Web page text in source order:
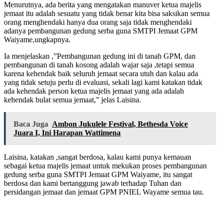
Menurutnya, ada berita yang mengatakan manuver ketua majelis
jemaat itu adalah sesuatu yang tidak benar kita bisa saksikan semua
orang menghendaki hanya dua orang saja tidak menghendaki
adanya pembangunan gedung serba guna SMTPI Jemaat GPM
Waiyame,ungkapnya.
Ia menjelaskan ,”Pembangunan gedung ini di tanah GPM, dan
pembangunan di tanah kosong adalah wajar saja ,tetapi semua
karena kehendak baik seluruh jemaat secara utuh dan kalau ada
yang tidak setuju perlu di evaluasi, sekali lagi kami katakan tidak
ada kehendak person ketua majelis jemaat yang ada adalah
kehendak bulat semua jemaat,” jelas Laisina.
Baca Juga Ambon Jukulele Festival, Bethesda Voice
Juara I, Ini Harapan Wattimena
Laisina, katakan ,sangat berdosa, kalau kami punya kemauan
sebagai ketua majelis jemaat untuk mekukan proses pembangunan
gedung serba guna SMTPI Jemaat GPM Waiyame, itu sangat
berdosa dan kami bertanggung jawab terhadap Tuhan dan
persidangan jemaat dan jemaat GPM PNIEL Wayame semua tau.